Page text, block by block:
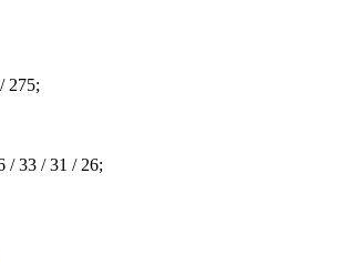
275;
/ 33 / 31 / 26;